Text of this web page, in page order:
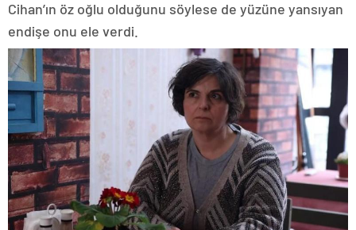
Cihan’ın öz oğlu olduğunu söylese de yüzüne yansıyan
endişe onu ele verdi.